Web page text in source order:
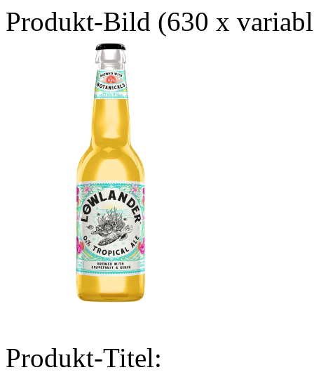
Produkt-Bild (630 x
Produkt-Titel: